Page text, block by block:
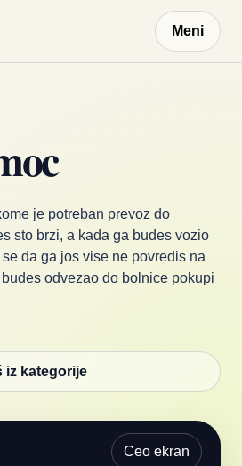
Meni
je potreban prevoz do
sto brzi, a kada ga budes vozio
da ga jos vise ne povredis na
odvezao do bolnice pokupi
iz kategorije
Ceo ekran